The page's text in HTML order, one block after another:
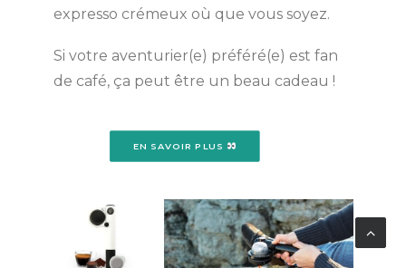
expresso crémeux où que vous soyez.
Si votre aventurier(e) préféré(e) est fan
de café, ça peut être un beau cadeau !
EN SAVOIR PLUS